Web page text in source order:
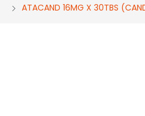
ATACAND 16MG X 30TBS